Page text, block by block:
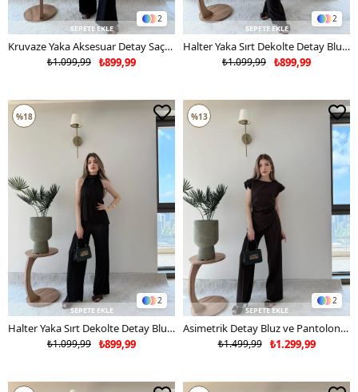
2
SEPETE EKLE
Kruvaze Yaka Aksesuar Detay Saçaklı Bluz ve Pantolonlu Gofre İkili Takım Siyah 2276
₺899,99
₺1.099,99
2
SEPETE EKLE
Halter Yaka Sırt Dekolte Detay Bluz ve Pantolonlu Pilise Takım Acı Kahve 2273
₺899,99
₺1.099,99
2
SEPETE EKLE
Halter Yaka Sırt Dekolte Detay Bluz ve Pantolonlu Pilise Takım Siyah 2273
₺899,99
₺1.099,99
%18
2
SEPETE EKLE
Asimetrik Detay Bluz ve Pantolonlu Double Kumas İkili Takım Kahve 2272
₺1.299,99
₺1.499,99
%13